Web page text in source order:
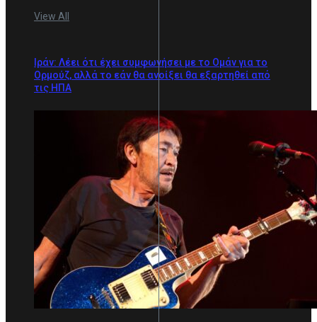
View All
Ιράν: Λέει ότι έχει συμφωνήσει με το Ομάν για το
Ορμούζ, αλλά το εάν θα ανοίξει θα εξαρτηθεί από
τις ΗΠΑ